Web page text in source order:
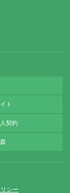
ト
契約
シー